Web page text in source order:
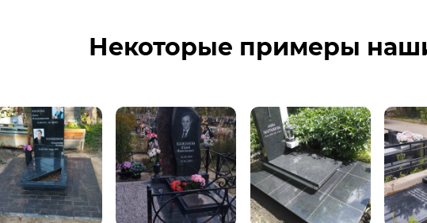
Некоторые примеры